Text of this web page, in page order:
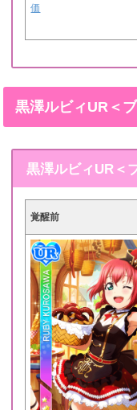
価
黒澤ルビィUR＜
黒澤ルビィUR＜
覚醒前